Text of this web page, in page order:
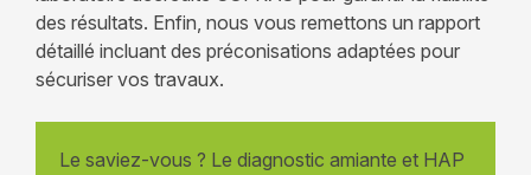
des résultats. Enfin, nous vous remettons un rapport
détaillé incluant des préconisations adaptées pour
sécuriser vos travaux.
Le saviez-vous ? Le diagnostic amiante et HAP